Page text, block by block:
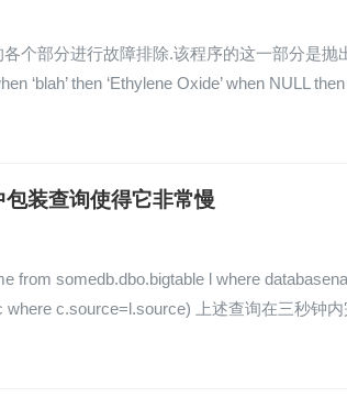
个部分进行故障排除.该程序的这一部分是
‘blah’ then ‘Ethylene Oxide’ when NULL
装查询使得它非常慢
from somedb.dbo.bigtable l where
c.source=l.source) 上述查询在三秒钟